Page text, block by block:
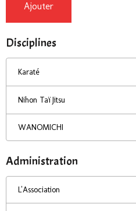
Ajouter
Disciplines
Karaté
Nihon Taï Jitsu
WANOMICHI
Administration
L'Association